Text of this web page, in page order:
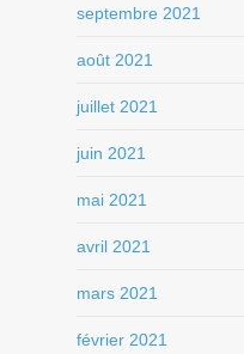
septembre 2021
août 2021
juillet 2021
juin 2021
mai 2021
avril 2021
mars 2021
février 2021